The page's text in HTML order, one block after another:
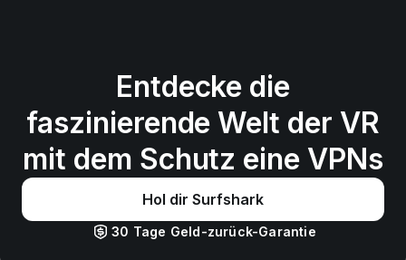
Entdecke die
faszinierende Welt der VR
mit dem Schutz eine VPNs
Hol dir Surfshark
30 Tage Geld-zurück-Garantie